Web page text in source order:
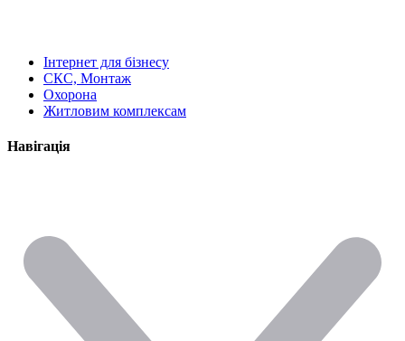
Інтернет для бізнесу
СКС, Монтаж
Охорона
Житловим комплексам
Навігація